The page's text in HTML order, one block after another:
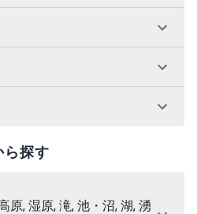
ら探す
原, 湿原, 滝, 池・沼, 湖, 湧